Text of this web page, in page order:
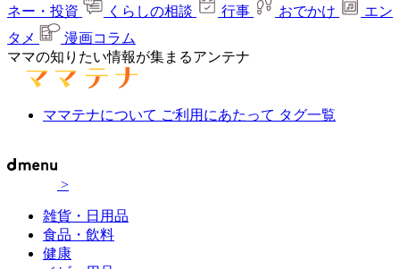
ネー・投資
くらしの相談 行事 おでかけ
エン
タメ
漫画コラム
ママの知りたい情報が集まるアンテナ
ママテナについて ご利用にあたって タグ一覧
>
雑貨・日用品
食品・飲料
健康